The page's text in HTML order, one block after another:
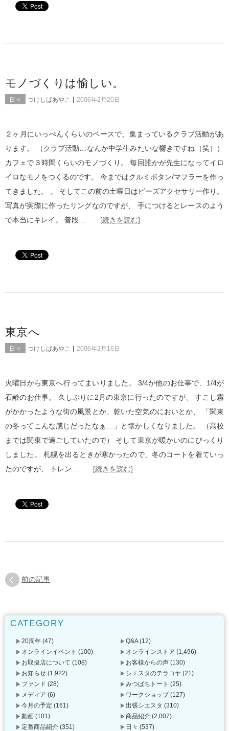
モノづくりは愉しい。
日々 つけしばあやこ | 2006年2月20日
２ヶ月にいっぺんくらいのペースで、集まっているクラブ活動があ
ります。 （クラブ活動…なんか中学生みたいな響きですね（笑））
カフェで３時間くらいのモノづくり。 毎回誰かが先生になってイロ
イロなモノをつくるのです。 今まではクルミボタン/マフラーを作っ
てきました。 。 そしてこの前の土曜日はビーズアクセサリー作り。
写真が実際に作ったリングなのですが、 手につけるとレースのよう
で本当にキレイ。 普段… [続きを読む]
東京へ
日々 つけしばあやこ | 2006年2月16日
火曜日から東京へ行ってまいりました。 3/4が他のお仕事で、1/4が
石鹸のお仕事。 久しぶりに2月の東京に行ったのですが、 すこし霧
がかかったような街の風景とか、乾いた空気のにおいとか、 「関東
の冬ってこんな感じだったなぁ…」と懐かしくなりました。 （高校
までは関東で過ごしていたので） そして東京が暖かいのにびっくり
しました。 札幌を出るときが寒かったので、冬のコートを着ていっ
たのですが、 トレン… [続きを読む]
前の記事
CATEGORY
20周年 (47) Q&A(12)
オンラインイベント (100) オンラインストア (1,496)
お取扱店について (108) お客様からの声 (130)
お知らせ (1,922) シエスタのテラコヤ (21)
ファンド (28) みつばちトート (25)
メディア (6) ワークショップ(127)
今月の予定 (161) 出張シエスタ (310)
動画 (101) 商品紹介 (2,007)
定番商品紹介 (351) 日々 (537)